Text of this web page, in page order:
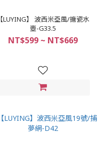
【LUYING】 波西米亞風/搪瓷水
壺-G33.5
NT$599 ~ NT$669